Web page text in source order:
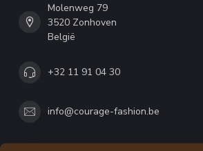
Molenweg 79
3520 Zonhoven
België
+32 11 91 04 30
info@courage-fashion.be